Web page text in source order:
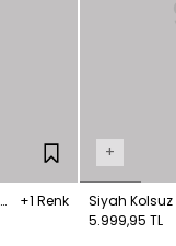
+1 Renk
+
Siyah
Elbise
5.999,95 TL